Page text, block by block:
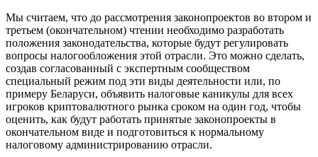
Мы считаем, что до рассмотрения законопроектов во втором и
третьем (окончательном) чтении необходимо разработать
положения законодательства, которые будут регулировать
вопросы налогообложения этой отрасли. Это можно сделать,
создав согласованный с экспертным сообществом
специальный режим под эти виды деятельности или, по
примеру Беларуси, объявить налоговые каникулы для всех
игроков криптовалютного рынка сроком на один год, чтобы
оценить, как будут работать принятые законопроекты в
окончательном виде и подготовиться к нормальному
налоговому администрированию отрасли.